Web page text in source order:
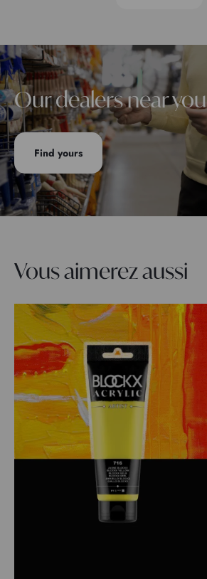
Our dealers near you
Find yours
Vous aimerez aussi